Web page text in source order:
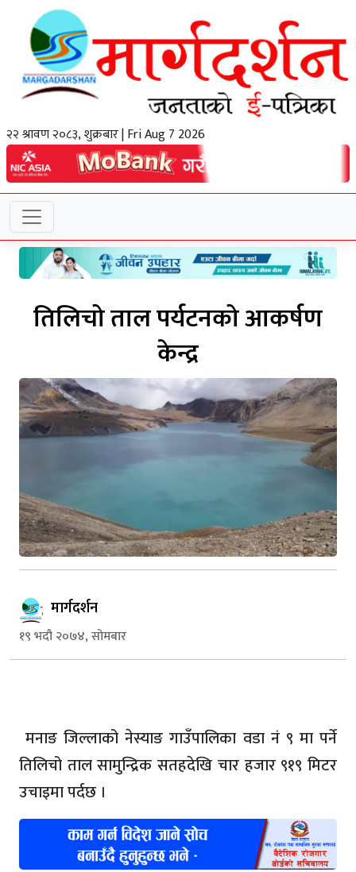
२२ श्रावण २०८३, शुक्रबार | Fri Aug 7 2026
तिलिचो ताल पर्यटनको आकर्षण
केन्द्र
मार्गदर्शन
१९ भदौ २०७४, सोमबार
मनाङ जिल्लाको नेस्याङ गाउँपालिका वडा नं ९ मा पर्ने
तिलिचो ताल सामुन्द्रिक सतहदेखि चार हजार ९१९ मिटर
उचाइमा पर्दछ ।